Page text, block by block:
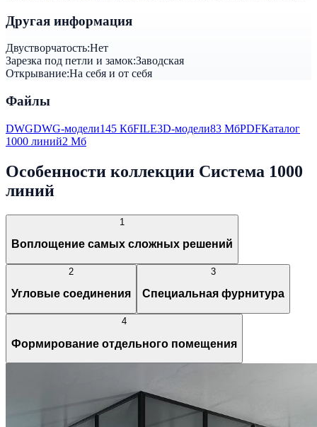
Другая информация
Двустворчатость:Нет
Зарезка под петли и замок:Заводская
Открывание:На себя и от себя
Файлы
DWGDWG-модели145 КбFILE3D-модели83 МбPDFКаталог
1000 линий2 Мб
Особенности коллекции Система 1000
линий
1
Воплощение самых сложных решений
2
Угловые соединения
3
Специальная фурнитура
4
Формирование отдельного помещения